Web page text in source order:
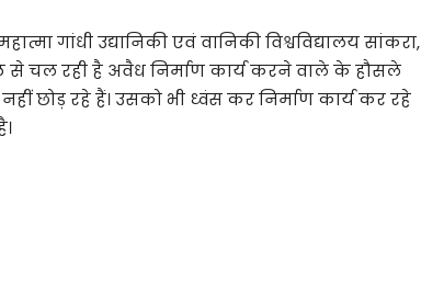
गांधी उद्यानिकी एवं वानिकी विश्वविद्यालय सांकरा,
चल रही है अवैध निर्माण कार्य करने वाले के हौसले
छोड़ रहे हैं। उसको भी ध्वंस कर निर्माण कार्य कर रहे